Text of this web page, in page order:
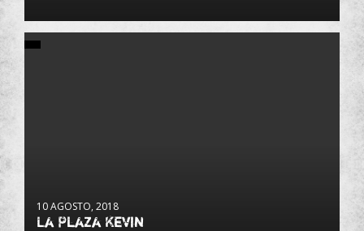
10 AGOSTO, 2018
La Plaza Kevin